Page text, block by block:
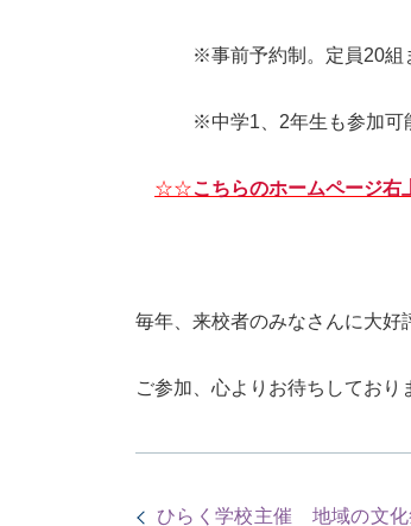
※事前予約制。定員20組ま
※中学1、2年生も参加可能
☆☆こちらのホームページ
毎年、来校者のみなさんに大好
ご参加、心よりお待ちしており
ひらく学校主催 地域の文化